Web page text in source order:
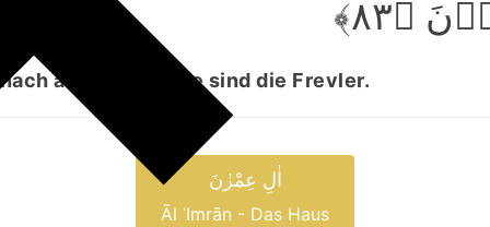
﴿۸۳﴾
abwendet – sie sind die Frevler.
اٰلِ عِمْرٰنَ
Āl ʿImrān - Das Haus